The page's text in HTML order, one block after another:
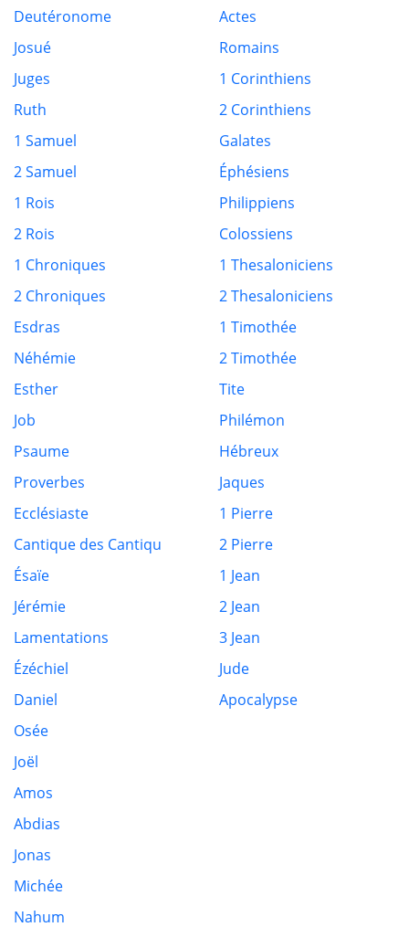
Deutéronome
Josué
Juges
Ruth
1 Samuel
2 Samuel
1 Rois
2 Rois
1 Chroniques
2 Chroniques
Esdras
Néhémie
Esther
Job
Psaume
Proverbes
Ecclésiaste
Cantique des Cantiqu
Ésaïe
Jérémie
Lamentations
Ézéchiel
Daniel
Osée
Joël
Amos
Abdias
Jonas
Michée
Nahum
Actes
Romains
1 Corinthiens
2 Corinthiens
Galates
Éphésiens
Philippiens
Colossiens
1 Thesaloniciens
2 Thesaloniciens
1 Timothée
2 Timothée
Tite
Philémon
Hébreux
Jaques
1 Pierre
2 Pierre
1 Jean
2 Jean
3 Jean
Jude
Apocalypse